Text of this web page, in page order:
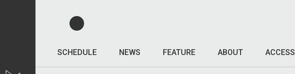
SCHEDULE NEWS FEATURE ABOUT ACCESS